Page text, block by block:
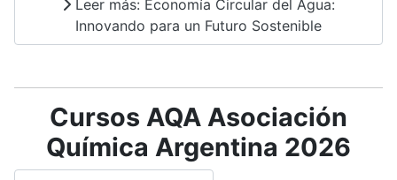
Leer más: Economía Circular del Agua:
Innovando para un Futuro Sostenible
Cursos AQA Asociación
Química Argentina 2026